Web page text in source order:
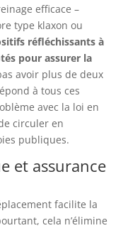
efficace –
type klaxon ou
réfléchissants à
pour assurer la
avoir plus de deux
à tous ces
avec la loi en
circuler en
publiques.
et assurance
facilite la
cela n’élimine